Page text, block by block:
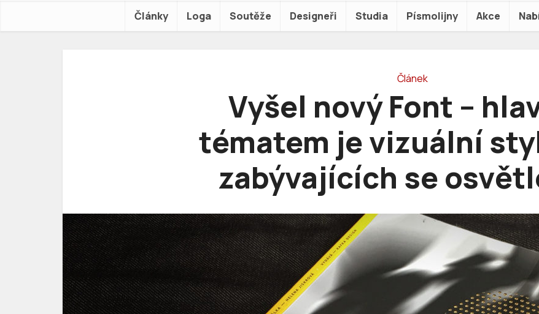
Články Loga Soutěže Designeři Studia Písmolijny Akce
Článek
Vyšel nový Font –
tématem je vizuální
zabývajících se